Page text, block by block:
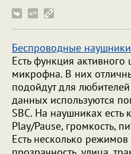
Беспроводные
Есть функция
микрофна. В них
подойдут для
данных используются
SBC. На наушниках есть
Play/Pause, громкость,
Есть несколько